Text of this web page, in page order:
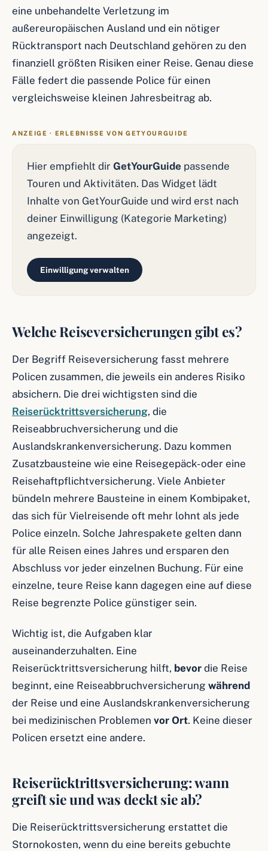
eine unbehandelte Verletzung im
außereuropäischen Ausland und ein nötiger
Rücktransport nach Deutschland gehören zu den
finanziell größten Risiken einer Reise. Genau diese
Fälle federt die passende Police für einen
vergleichsweise kleinen Jahresbeitrag ab.
ANZEIGE · ERLEBNISSE VON GETYOURGUIDE
Hier empfiehlt dir GetYourGuide passende
Touren und Aktivitäten. Das Widget lädt
Inhalte von GetYourGuide und wird erst nach
deiner Einwilligung (Kategorie Marketing)
angezeigt.
Einwilligung verwalten
Welche Reiseversicherungen gibt es?
Der Begriff Reiseversicherung fasst mehrere
Policen zusammen, die jeweils ein anderes Risiko
absichern. Die drei wichtigsten sind die
Reiserücktrittsversicherung, die
Reiseabbruchversicherung und die
Auslandskrankenversicherung. Dazu kommen
Zusatzbausteine wie eine Reisegepäck- oder eine
Reisehaftpflichtversicherung. Viele Anbieter
bündeln mehrere Bausteine in einem Kombipaket,
das sich für Vielreisende oft mehr lohnt als jede
Police einzeln. Solche Jahrespakete gelten dann
für alle Reisen eines Jahres und ersparen den
Abschluss vor jeder einzelnen Buchung. Für eine
einzelne, teure Reise kann dagegen eine auf diese
Reise begrenzte Police günstiger sein.
Wichtig ist, die Aufgaben klar
auseinanderzuhalten. Eine
Reiserücktrittsversicherung hilft, bevor die Reise
beginnt, eine Reiseabbruchversicherung während
der Reise und eine Auslandskrankenversicherung
bei medizinischen Problemen vor Ort. Keine dieser
Policen ersetzt eine andere.
Reiserücktrittsversicherung: wann
greift sie und was deckt sie ab?
Die Reiserücktrittsversicherung erstattet die
Stornokosten, wenn du eine bereits gebuchte